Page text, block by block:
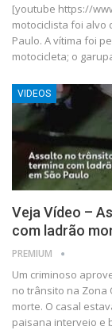
[youtube https://
motociclista foi alvo
Paulo. A vítima foi
motocicleta; o
VIDEOS
Veja Vídeo –
com ladrão
PREMIUM
Um criminoso
no trânsito na Zona
morte. O casal
paisana interveio e